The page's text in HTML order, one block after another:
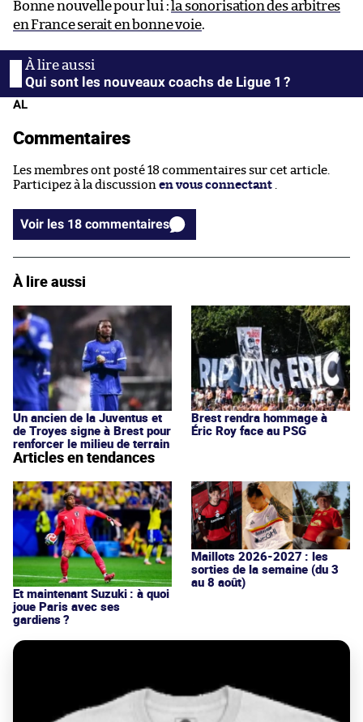
Bonne nouvelle pour lui : la sonorisation des arbitres
en France serait en bonne voie.
Qui sont les nouveaux coachs de Ligue 1 ?
AL
Commentaires
Les membres ont posté 18 commentaires sur cet article.
Participez à la discussion en vous connectant
Voir les 18 commentaires
À lire aussi
Un ancien de la Juventus et
de Troyes signe à Brest pour
renforcer le milieu de terrain
Brest rendra hommage à
Éric Roy face au PSG
Articles en tendances
Et maintenant Suzuki : à quoi
joue Paris avec ses
gardiens ?
Maillots 2026-2027 : les
sorties de la semaine (du 3
au 8 août)